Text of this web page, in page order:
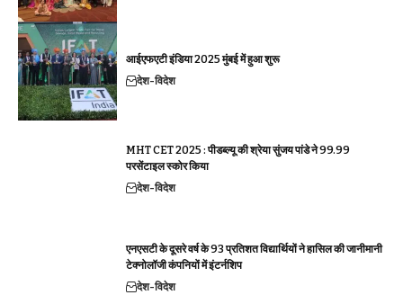
आईएफएटी इंडिया 2025 मुंबई में हुआ शुरू
देश-विदेश
MHT CET 2025 : पीडब्ल्यू की श्रेया सुंजय पांडे ने 99.99
परसेंटाइल स्कोर किया
देश-विदेश
एनएसटी के दूसरे वर्ष के 93 प्रतिशत विद्यार्थियों ने हासिल की जानीमानी
टेक्नोलॉजी कंपनियों में इंटर्नशिप
देश-विदेश